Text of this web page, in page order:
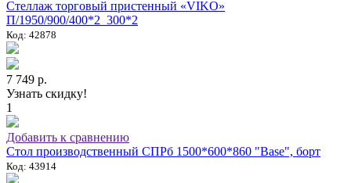
Стеллаж торговый пристенный «VIKO»
П/1950/900/400*2_300*2
Код: 42878
7 749 р.
Узнать скидку!
1
Добавить к сравнению
Стол производственный СПРб 1500*600*860 "Base", борт
Код: 43914